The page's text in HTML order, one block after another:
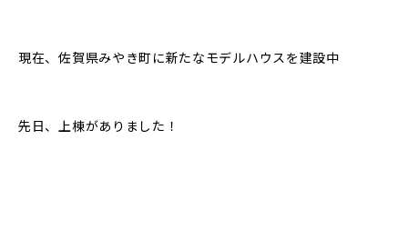
現在、佐賀県みやき町に新たなモデルハウスを建設中
先日、上棟がありました！